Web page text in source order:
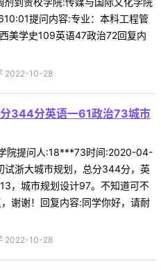
提问内容:专业：本科工程管
美学史109英语47政治72回复内
2022-10-28
344分英语一61政治73城市
院提问人:18***73时间:2020-04-
浙大城市规划，总分344分，英
，城市规划设计97。不知道可不
谢谢！回复内容:同学你好，请耐
2022-10-28